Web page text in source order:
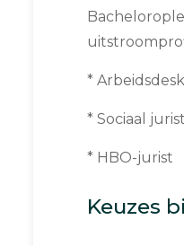
*
* Sociaal jurist
* HBO-jurist
Keuzes